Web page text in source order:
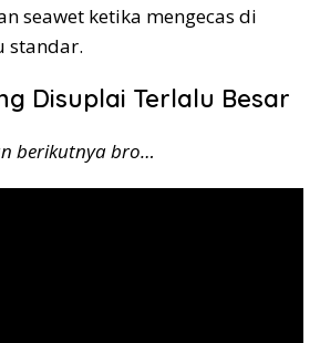
seawet ketika mengecas di
standar.
Disuplai Terlalu Besar
berikutnya bro…